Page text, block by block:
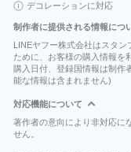
デコレーションに対応
制作者に提供される情報につ
LINEヤフー株式会社はスタ
ために、お客様の購入情報を
購入日付、登録国情報は制作
能な情報は含まれません)
対応機能について
著作者の意向により非対応に
せん。